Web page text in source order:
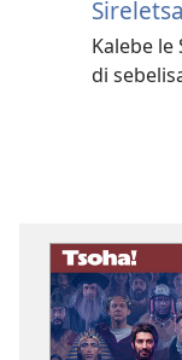
Kalebe
di